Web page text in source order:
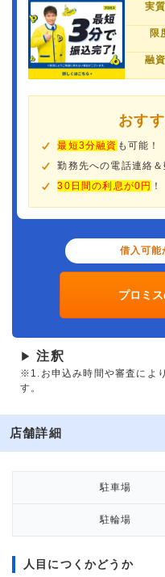
実
限
融
おす
最短3分融資 も可能！
勤務先への電話連絡＆
30日間の利息が0円 ！
借入可
プロミ
▶ 注釈
※1.お申込み時間や審査によ
す。
店舗詳細
駐車場
駐輪場
人目につくかどうか